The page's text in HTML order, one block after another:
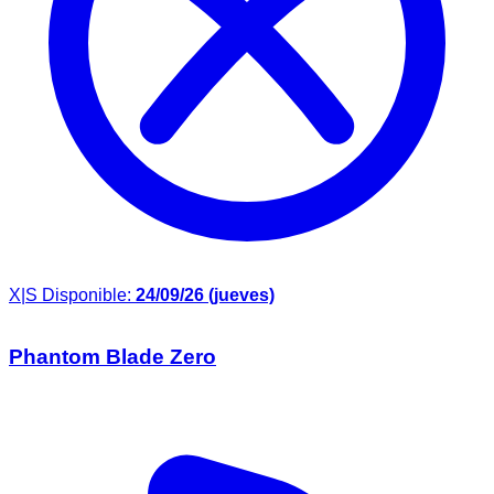
X|S Disponible: 24/09/26 (jueves)
Phantom Blade Zero